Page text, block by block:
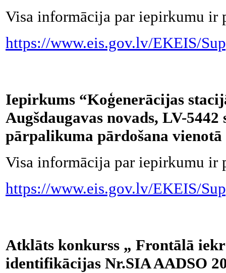
Visa informācija par iepirkumu ir
https://www.eis.gov.lv/EKEIS/
Iepirkums “Koģenerācijas
Augšdaugavas novads, LV-
pārpalikuma pārdošana
Visa informācija par iepirkumu ir
https://www.eis.gov.lv/EKEIS/
Atklāts konkurss „ Frontālā
identifikācijas Nr.SIA AADSO